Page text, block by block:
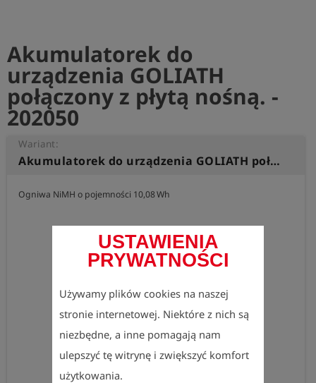
USTAWIENIA
PRYWATNOŚCI
Używamy plików cookies na naszej
stronie internetowej. Niektóre z nich są
niezbędne, a inne pomagają nam
ulepszyć tę witrynę i zwiększyć komfort
użytkowania.
Akumulatorek do
urządzenia GOLIATH
połączony z płytą nośną. -
202050
Wariant:
Akumulatorek do urządzenia GOLIATH połączony z płytą nośną.
Ogniwa NiMH o pojemności 10,08 Wh